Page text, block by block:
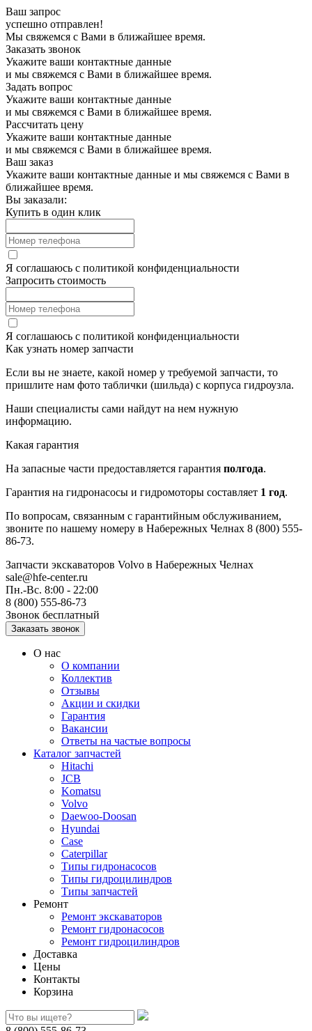
Ваш запрос
успешно отправлен!
Мы свяжемся с Вами в ближайшее время.
Заказать звонок
Укажите ваши контактные данные
и мы свяжемся с Вами в ближайшее время.
Задать вопрос
Укажите ваши контактные данные
и мы свяжемся с Вами в ближайшее время.
Рассчитать цену
Укажите ваши контактные данные
и мы свяжемся с Вами в ближайшее время.
Ваш заказ
Укажите ваши контактные данные и мы свяжемся с Вами в
ближайшее время.
Вы заказали:
Купить в один клик
Я соглашаюсь с политикой конфиденциальности
Запросить стоимость
Я соглашаюсь с политикой конфиденциальности
Как узнать номер запчасти
Если вы не знаете, какой номер у требуемой запчасти, то
пришлите нам фото таблички (шильда) с корпуса гидроузла.
Наши специалисты сами найдут на нем нужную
информацию.
Какая гарантия
На запасные части предоставляется гарантия полгода.
Гарантия на гидронасосы и гидромоторы составляет 1 год.
По вопросам, связанным с гарантийным обслуживанием,
звоните по нашему номеру в Набережных Челнах 8 (800) 555-
86-73.
Запчасти экскаваторов Volvo в Набережных Челнах
sale@hfe-center.ru
Пн.-Вс. 8:00 - 22:00
8 (800) 555-86-73
Звонок бесплатный
О нас
О компании
Коллектив
Отзывы
Акции и скидки
Гарантия
Вакансии
Ответы на частые вопросы
Каталог запчастей
Hitachi
JCB
Komatsu
Volvo
Daewoo-Doosan
Hyundai
Case
Caterpillar
Типы гидронасосов
Типы гидроцилиндров
Типы запчастей
Ремонт
Ремонт экскаваторов
Ремонт гидронасосов
Ремонт гидроцилиндров
Доставка
Цены
Контакты
Корзина